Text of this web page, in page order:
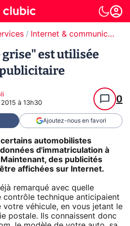
Internet & communication
grise" est utilisée
à 13h30 0
Ajoutez-nous en favori
automobilistes
d'immatriculation à
des publicités
affichées sur Internet.
remarqué avec quelle
contrôle technique anticipaient
votre véhicule, en vous jetant le
postale. Ils connaissent donc